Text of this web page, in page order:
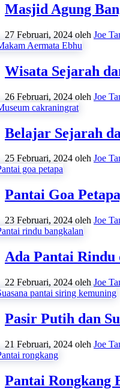
Masjid Agung
27 Februari, 2024 oleh Joe
Wisata Sejarah
26 Februari, 2024 oleh Joe
Belajar Sejarah
25 Februari, 2024 oleh Joe
Pantai Goa
23 Februari, 2024 oleh Joe
Ada Pantai
22 Februari, 2024 oleh Joe
Pasir Putih dan
21 Februari, 2024 oleh Joe
Pantai Rongkang